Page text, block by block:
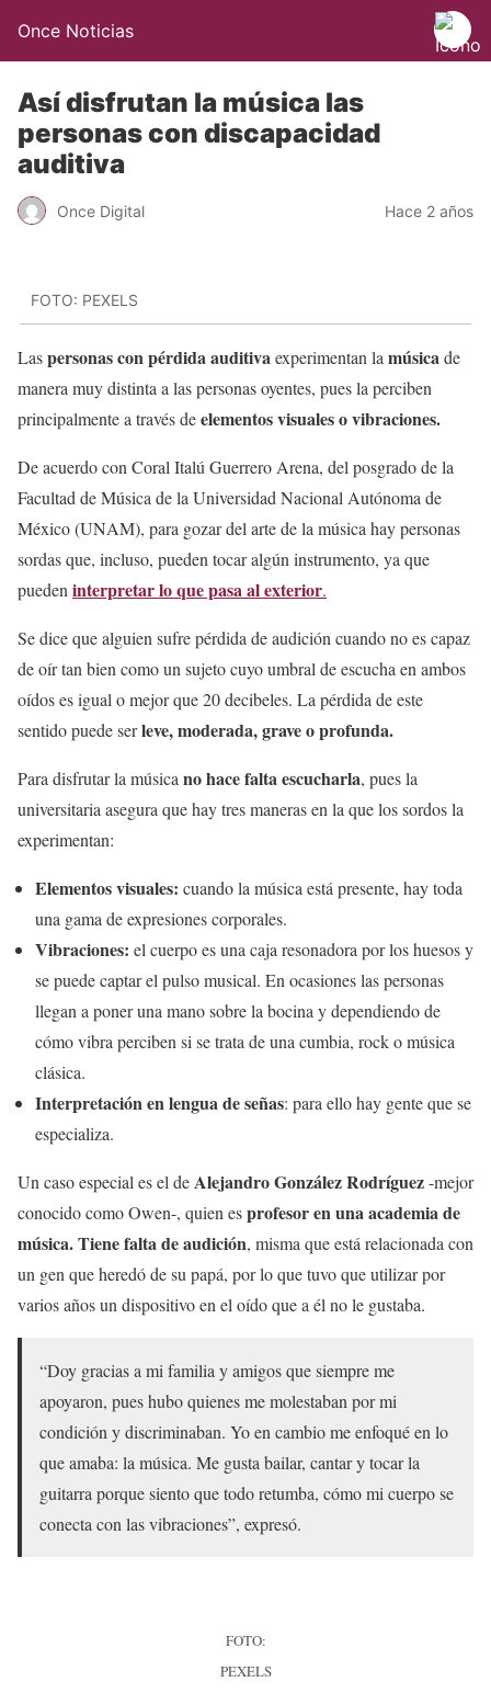
Once Noticias
Así disfrutan la música las
personas con discapacidad
auditiva
Once Digital Hace 2 años
FOTO: PEXELS
Laspersonas con pérdida auditivaexperimentan la músicade
manera muy distinta a las personas oyentes, pues la perciben
principalmente a través deelementos visuales o vibraciones.
De acuerdo con Coral Italú Guerrero Arena, del posgrado de la
Facultad de Música de la Universidad Nacional Autónoma de
México (UNAM), para gozar del arte de la música hay personas
sordas que, incluso, pueden tocar algún instrumento, ya que
pueden interpretar lo que pasa al exterior.
Se dice que alguien sufre pérdida de audición cuando no es capaz
de oír tan bien como un sujeto cuyo umbral de escucha en ambos
oídos es igual o mejor que 20 decibeles. La pérdida de este
sentido puede serleve, moderada, grave o profunda.
Para disfrutar la música no hace falta escucharla, pues la
universitaria asegura que hay tres maneras en la que los sordos la
experimentan:
Elementos visuales: cuando la música está presente, hay toda
una gama de expresiones corporales.
Vibraciones: el cuerpo es una caja resonadora por los huesos y
se puede captar el pulso musical. En ocasiones las personas
llegan a poner una mano sobre la bocina y dependiendo de
cómo vibra perciben si se trata de una cumbia, rock o música
clásica.
Interpretación en lengua de señas: para ello hay gente que se
especializa.
Un caso especial es el deAlejandro González Rodríguez-mejor
conocido como Owen-, quien esprofesor en una academia de
música.Tiene falta de audición, misma que está relacionada con
un gen que heredó de su papá, por lo que tuvo que utilizar por
varios años un dispositivo en el oído que a él no le gustaba.
“Doy gracias a mi familia y amigos que siempre me
apoyaron, pues hubo quienes me molestaban por mi
condición y discriminaban. Yo en cambio me enfoqué en lo
que amaba: la música. Me gusta bailar, cantar y tocar la
guitarra porque siento que todo retumba, cómo mi cuerpo se
conecta con las vibraciones”, expresó.
FOTO:
PEXELS